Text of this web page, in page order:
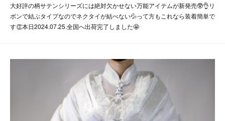
大好評の柄サテンシリーズには絶対欠かせない万能アイテムが新発売🥸👌リ
ボンで結ぶタイプなのでネクタイが結べない💦って方もこれなら装着簡単で
す👏本日2024.07.25.全国へ出荷完了しました🤩